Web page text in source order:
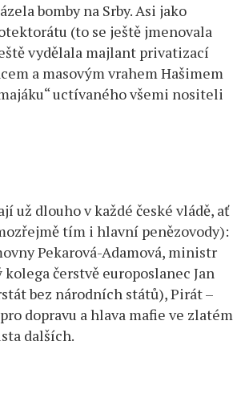
bomby na Srby. Asi jako
(to se ještě jmenovala
vydělala majlant privatizací
a masovým vrahem Hašimem
uctívaného všemi nositeli
už dlouho v každé české vládě, ať
tím i hlavní penězovody):
Pekarová-Adamová, ministr
čerstvě europoslanec Jan
bez národních států), Pirát –
dopravu a hlava mafie ve zlatém
dalších.